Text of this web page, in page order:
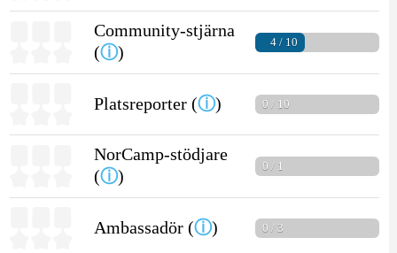
Community-stjärna
(ⓘ)
4 / 10
Platsreporter (ⓘ) 0 / 10
NorCamp-stödjare
(ⓘ)
0 / 1
Ambassadör (ⓘ) 0 / 3